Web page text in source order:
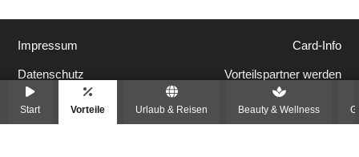
Start Vorteile Urlaub & Reisen Beauty & Wellness
Impressum
Datenschutz
Card-Info
Vorteilspartner werden
© 2012 - 2026 Vorteilswelten